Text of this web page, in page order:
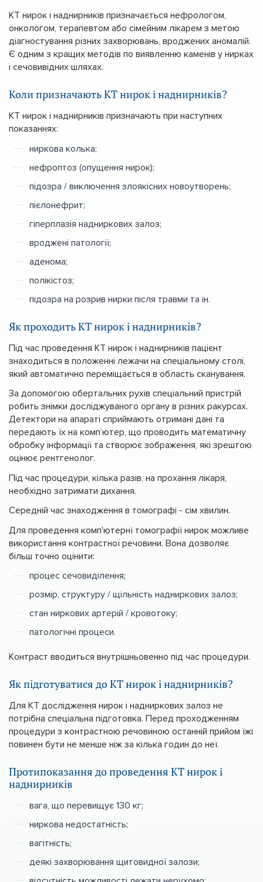
КТ нирок і наднирників призначається нефрологом,
онкологом, терапевтом або сімейним лікарем з метою
діагностування різних захворювань, вроджених аномалій.
Є одним з кращих методів по виявленню каменів у нирках
і сечовивідних шляхах.
Коли призначають КТ нирок і наднирників?
КТ нирок і наднирників призначають при наступних
показаннях:
ниркова колька;
нефроптоз (опущення нирок);
підозра / виключення злоякісних новоутворень;
пієлонефрит;
гіперплазія надниркових залоз;
вроджені патології;
аденома;
полікістоз;
підозра на розрив нирки після травми та ін.
Як проходить КТ нирок і наднирників?
Під час проведення КТ нирок і наднирників пацієнт
знаходиться в положенні лежачи на спеціальному столі,
який автоматично переміщається в область сканування.
За допомогою обертальних рухів спеціальний пристрій
робить знімки досліджуваного органу в різних ракурсах.
Детектори на апараті сприймають отримані дані та
передають їх на комп’ютер, що проводить математичну
обробку інформації та створює зображення, які зрештою
оцінює рентгенолог.
Під час процедури, кілька разів, на прохання лікаря,
необхідно затримати дихання.
Середній час знаходження в томографі - сім хвилин.
Для проведення комп'ютернї томографії нирок можливе
використання контрастної речовини. Вона дозволяє
більш точно оцінити:
процес сечовиділення;
розмір, структуру / щільність надниркових залоз;
стан ниркових артерій / кровотоку;
патологічні процеси.
Контраст вводиться внутрішньовенно під час процедури.
Як підготуватися до КТ нирок і наднирників?
Для КТ дослідження нирок і надниркових залоз не
потрібна спеціальна підготовка. Перед проходженням
процедури з контрастною речовиною останній прийом їжі
повинен бути не менше ніж за кілька годин до неї.
Протипоказання до проведення КТ нирок і
наднирників
вага, що перевищує 130 кг;
ниркова недостатність;
вагітність;
деякі захворювання щитовидної залози;